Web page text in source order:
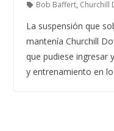
Bob Baffert, Churchill
La suspensión que
mantenía Churchill
que pudiese ingresar
y entrenamiento en